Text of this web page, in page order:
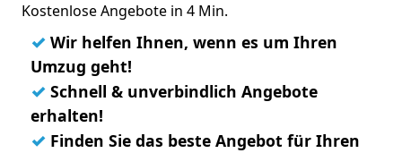
Kostenlose Angebote in 4 Min.
✓ Wir helfen Ihnen, wenn es um Ihren
Umzug geht!
✓ Schnell & unverbindlich Angebote
erhalten!
✓ Finden Sie das beste Angebot für Ihren